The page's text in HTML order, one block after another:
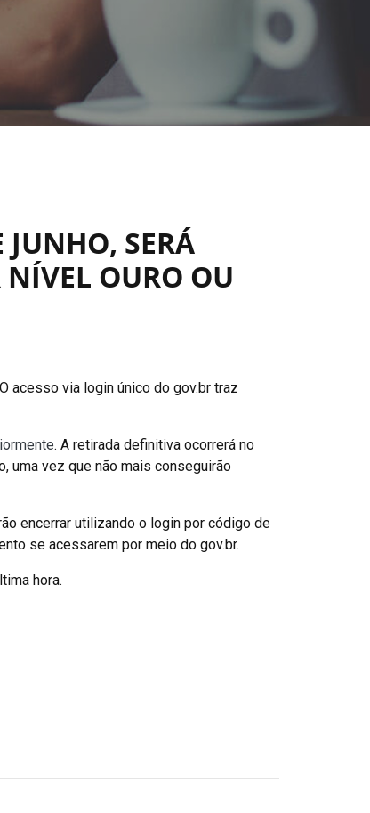
SERÁ
OURO OU
acesso via login único do gov.br traz
. A retirada definitiva ocorrerá no
uma vez que não mais conseguirão
encerrar utilizando o login por código de
se acessarem por meio do gov.br.
hora.